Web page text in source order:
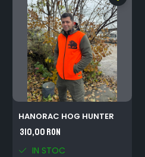
HANORAC HOG HUNTER
310,00 RON
IN STOC